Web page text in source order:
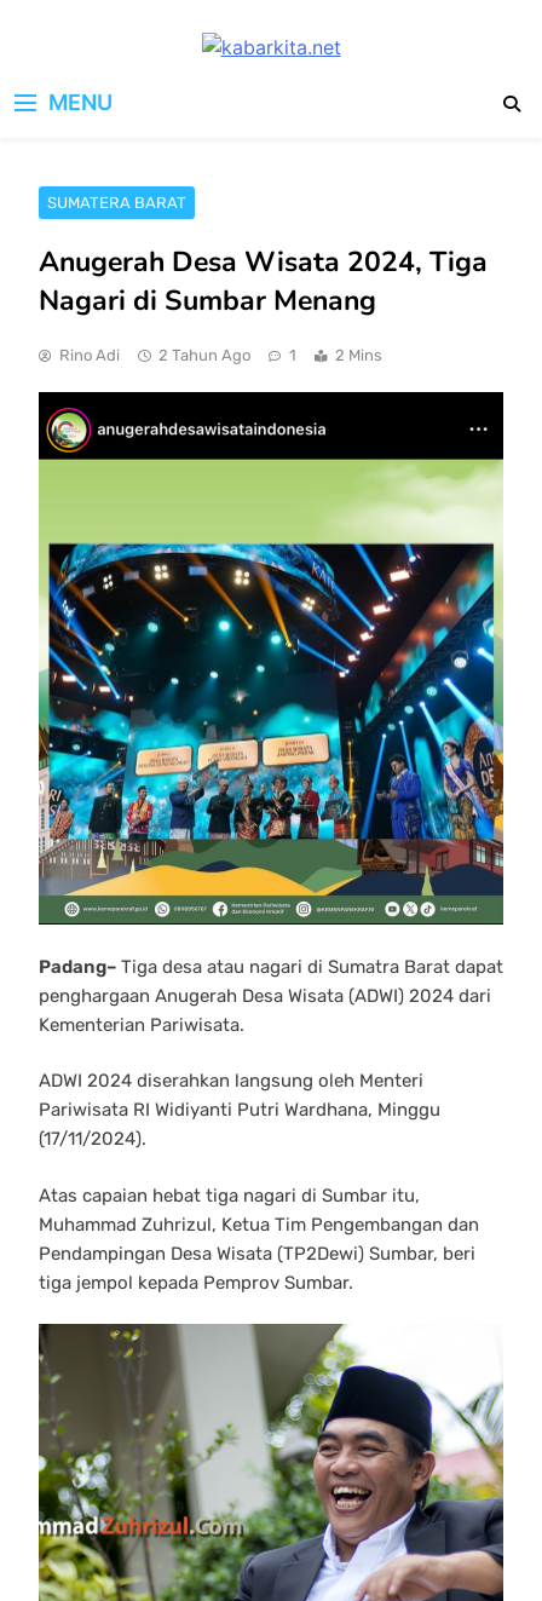
MENU
SUMATERA BARAT
Anugerah Desa Wisata 2024, Tiga
Nagari di Sumbar Menang
Rino Adi 2 Tahun Ago 1 2 Mins
Padang– Tiga desa atau nagari di Sumatra Barat dapat
penghargaan Anugerah Desa Wisata (ADWI) 2024 dari
Kementerian Pariwisata.
ADWI 2024 diserahkan langsung oleh Menteri
Pariwisata RI Widiyanti Putri Wardhana, Minggu
(17/11/2024).
Atas capaian hebat tiga nagari di Sumbar itu,
Muhammad Zuhrizul, Ketua Tim Pengembangan dan
Pendampingan Desa Wisata (TP2Dewi) Sumbar, beri
tiga jempol kepada Pemprov Sumbar.